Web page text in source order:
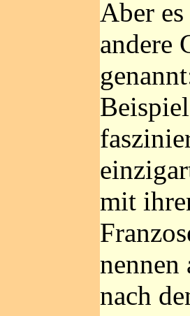
Aber
andere
mit
nennen
nach